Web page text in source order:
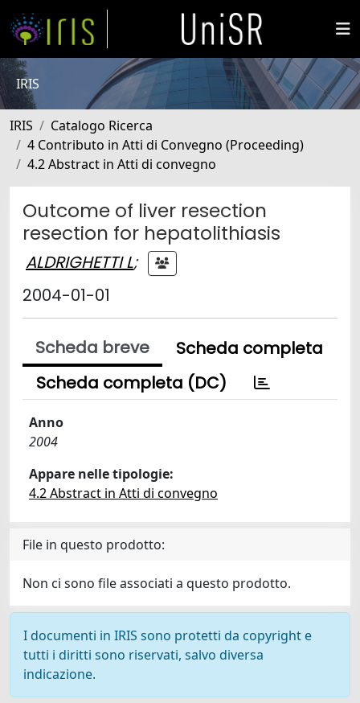
IRIS
IRIS
Catalogo Ricerca
4 Contributo in Atti di Convegno (Proceeding)
4.2 Abstract in Atti di convegno
Outcome of liver resection
resection for hepatolithiasis
ALDRIGHETTI L;
2004-01-01
Scheda breve
Scheda completa
Scheda completa (DC)
Anno
2004
Appare nelle tipologie:
4.2 Abstract in Atti di convegno
File in questo prodotto:
Non ci sono file associati a questo prodotto.
I documenti in IRIS sono protetti da copyright e
tutti i diritti sono riservati, salvo diversa
indicazione.